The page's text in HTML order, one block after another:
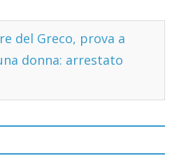
del Greco, prova a
donna: arrestato